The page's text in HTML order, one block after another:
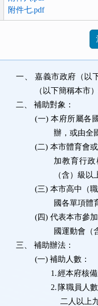
附件七.pdf
一、
嘉義市政府（以
（以下簡稱本市
二、
補助對象：
(一) 本府所屬各
辦，或由全
(二) 本市體育會
加教育行
（含）級以
(三) 本市高中（
國各單項體
(四) 代表本市參
國運動會（
三、
補助辦法：
(一) 補助人數：
1.經本府核
2. 隊職員人
二人以上